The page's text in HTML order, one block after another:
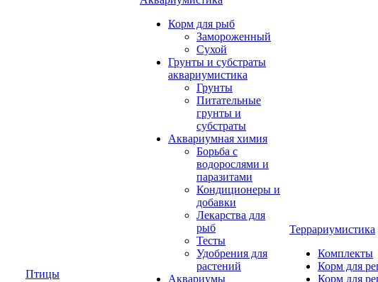
Птицы
Корм для рыб
Замороженный
Сухой
Грунты и субстраты
аквариумистика
Грунты
Питательные
грунты и
субстраты
Аквариумная химия
Борьба с
водорослями и
паразитами
Кондиционеры и
добавки
Лекарства для
рыб
Тесты
Удобрения для
растений
Аквариумы
Террариумистика
Комплекты
Корм для
Корм для